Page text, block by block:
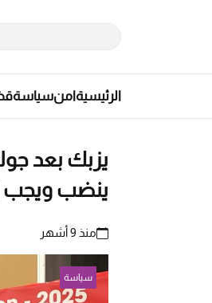
الرئيسيةامنسياسة
يزبك بعد
ينضب ويجب
منذ 9 أشهر
سياسة